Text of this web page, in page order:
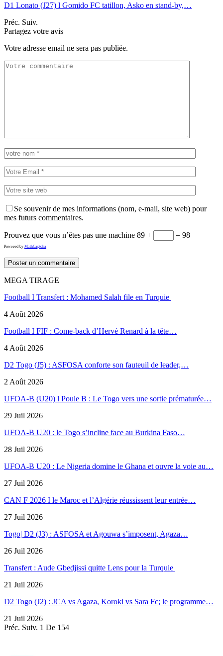
D1 Lonato (J27) l Gomido FC tatillon, Asko en stand-by,…
Préc. Suiv.
Partagez votre avis
Votre adresse email ne sera pas publiée.
Se souvenir de mes informations (nom, e-mail, site web) pour
mes futurs commentaires.
Prouvez que vous n’êtes pas une machine 89 + = 98
Powered by MathCaptcha
MEGA TIRAGE
Football I Transfert : Mohamed Salah file en Turquie
4 Août 2026
Football I FIF : Come-back d’Hervé Renard à la tête…
4 Août 2026
D2 Togo (J5) : ASFOSA conforte son fauteuil de leader,…
2 Août 2026
UFOA-B (U20) l Poule B : Le Togo vers une sortie prématurée…
29 Juil 2026
UFOA-B U20 : le Togo s’incline face au Burkina Faso…
28 Juil 2026
UFOA-B U20 : Le Nigeria domine le Ghana et ouvre la voie au…
27 Juil 2026
CAN F 2026 I le Maroc et l’Algérie réussissent leur entrée…
27 Juil 2026
Togo| D2 (J3) : ASFOSA et Agouwa s’imposent, Agaza…
26 Juil 2026
Transfert : Aude Gbedjissi quitte Lens pour la Turquie
21 Juil 2026
D2 Togo (J2) : JCA vs Agaza, Koroki vs Sara Fc; le programme…
21 Juil 2026
Préc. Suiv. 1 De 154